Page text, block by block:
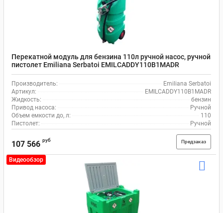
Перекатной модуль для бензина 110л ручной насос, ручной
пистолет Emiliana Serbatoi EMILCADDY110B1MADR
Производитель:
Emiliana Serbatoi
Артикул:
EMILCADDY110B1MADR
Жидкость:
бензин
Привод насоса:
Ручной
Объем емкости до, л:
110
Пистолет:
Ручной
107 566 руб Предзаказ
Видеообзор